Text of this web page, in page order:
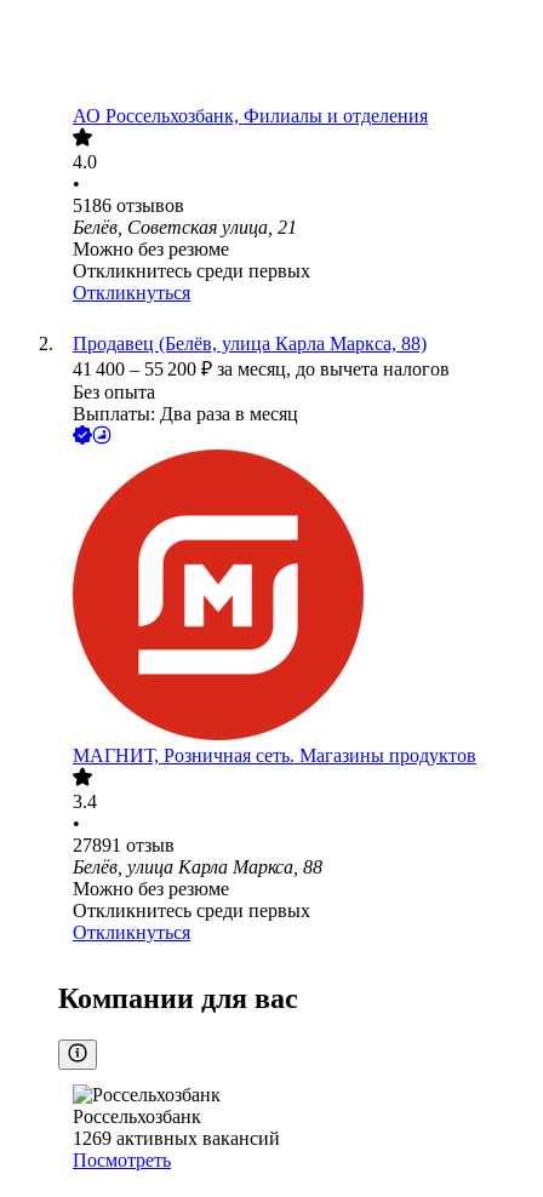
АО Россельхозбанк, Филиалы и отделения
4.0
•
5186 отзывов
Белёв, Советская улица, 21
Можно без резюме
Откликнитесь среди первых
Откликнуться
Продавец (Белёв, улица Карла Маркса, 88)
41 400 – 55 200 ₽ за месяц, до вычета налогов
Без опыта
Выплаты: Два раза в месяц
МАГНИТ, Розничная сеть. Магазины продуктов
3.4
•
27891 отзыв
Белёв, улица Карла Маркса, 88
Можно без резюме
Откликнитесь среди первых
Откликнуться
Компании для вас
Россельхозбанк
1269 активных вакансий
Посмотреть